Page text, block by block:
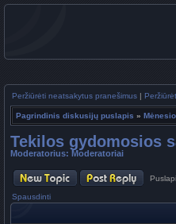
Peržiūrėti neatsakytus pranešimus |
Pagrindinis diskusijų puslapis »
Tekilos gydomosios
Moderatorius: Moderatoriai
Spausdinti